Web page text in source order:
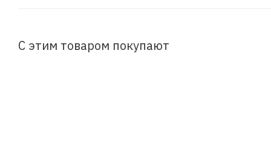
С этим товаром покупают